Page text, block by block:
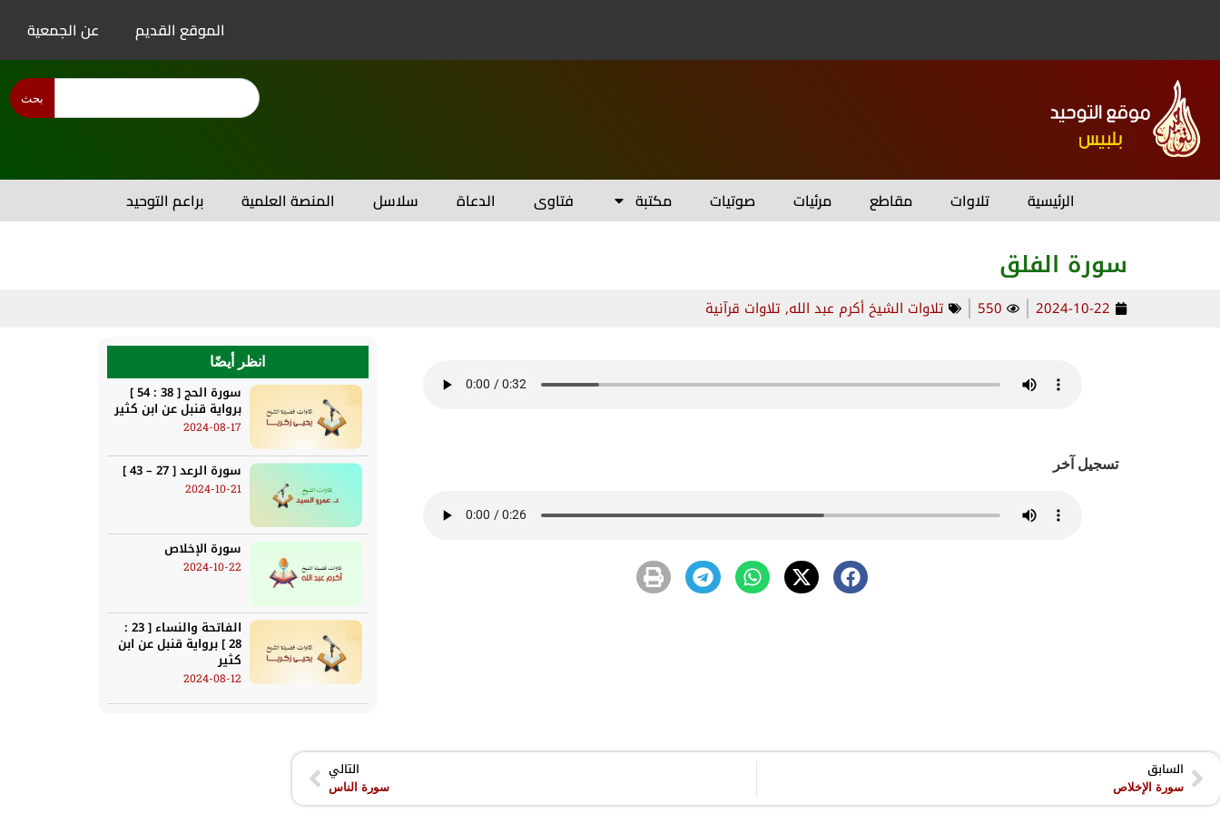
الموقع القديم عن الجمعية
بحث
الرئيسية تلاوات مقاطع مرئيات صوتيات مكتبة فتاوى الدعاة سلاسل المنصة العلمية براعم التوحيد
سورة الفلق
2024-10-22
550 تلاوات الشيخ أكرم عبد الله, تلاوات قرآنية
تسجيل آخر
انظر أيضًا
سورة الحج [ 38 : 54 ]
برواية قنبل عن ابن كثير
2024-08-17
سورة الرعد [ 27 – 43 ]
2024-10-21
سورة الإخلاص
2024-10-22
الفاتحة والنساء [ 23 :
28 ] برواية قنبل عن ابن
كثير
2024-08-12
السابق
سورة الإخلاص
التالي
سورة الناس